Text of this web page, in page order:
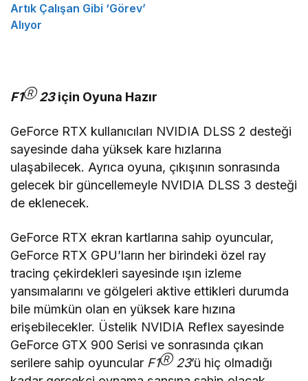
Artık Çalışan Gibi ‘Görev’
Alıyor
F1Ⓡ23için Oyuna Hazır
GeForce RTX kullanıcıları NVIDIA DLSS 2 desteği
sayesinde daha yüksek kare hızlarına
ulaşabilecek. Ayrıca oyuna, çıkışının sonrasında
gelecek bir güncellemeyle NVIDIA DLSS 3 desteği
de eklenecek.
GeForce RTX ekran kartlarına sahip oyuncular,
GeForce RTX GPU’ların her birindeki özel ray
tracing çekirdekleri sayesinde ışın izleme
yansımalarını ve gölgeleri aktive ettikleri durumda
bile mümkün olan en yüksek kare hızına
erişebilecekler. Üstelik NVIDIA Reflex sayesinde
GeForce GTX 900 Serisi ve sonrasında çıkan
serilere sahip oyuncular F1Ⓡ23’ü hiç olmadığı